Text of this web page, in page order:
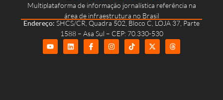
Multiplataforma de informação jornalística referência na
área de infraestrutura no Brasil
Endereço: SHCS/CR, Quadra 502, Bloco C, LOJA 37, Parte
1588 – Asa Sul – CEP: 70.330-530